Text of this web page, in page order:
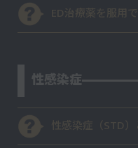
ED治療薬を服用
性感染症
性感染症（STD